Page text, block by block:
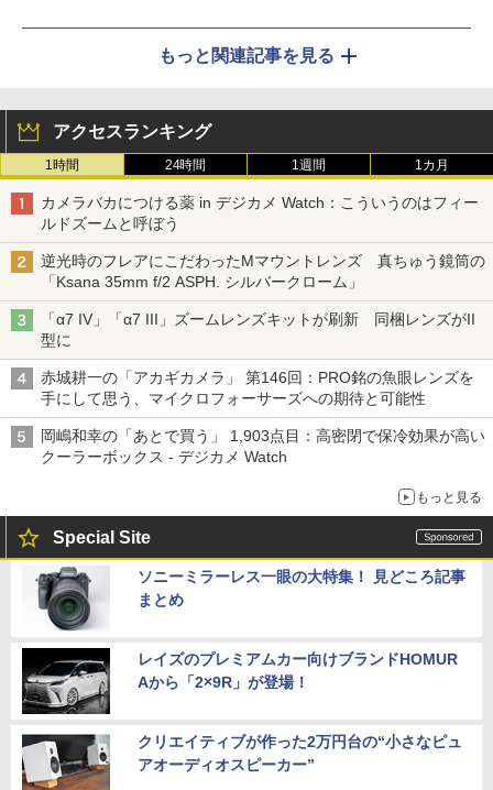
もっと関連記事を見る
アクセスランキング
1時間 24時間 1週間 1カ月
カメラバカにつける薬 in デジカメ Watch：こういうのはフィー
ルドズームと呼ぼう
逆光時のフレアにこだわったMマウントレンズ 真ちゅう鏡筒の
「Ksana 35mm f/2 ASPH. シルバークローム」
「α7 IV」「α7 III」ズームレンズキットが刷新 同梱レンズがII
型に
赤城耕一の「アカギカメラ」 第146回：PRO銘の魚眼レンズを
手にして思う、マイクロフォーサーズへの期待と可能性
岡嶋和幸の「あとで買う」 1,903点目：高密閉で保冷効果が高い
クーラーボックス - デジカメ Watch
もっと見る
Special Site
ソニーミラーレス一眼の大特集！ 見どころ記事
まとめ
レイズのプレミアムカー向けブランドHOMUR
Aから「2×9R」が登場！
クリエイティブが作った2万円台の“小さなピュ
アオーディオスピーカー”